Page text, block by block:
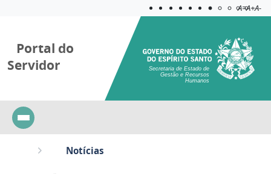
Aplicar
A=A+A-
Portal do
Servidor
Secretaria de Estado de
Gestão e Recursos
Humanos
Notícias